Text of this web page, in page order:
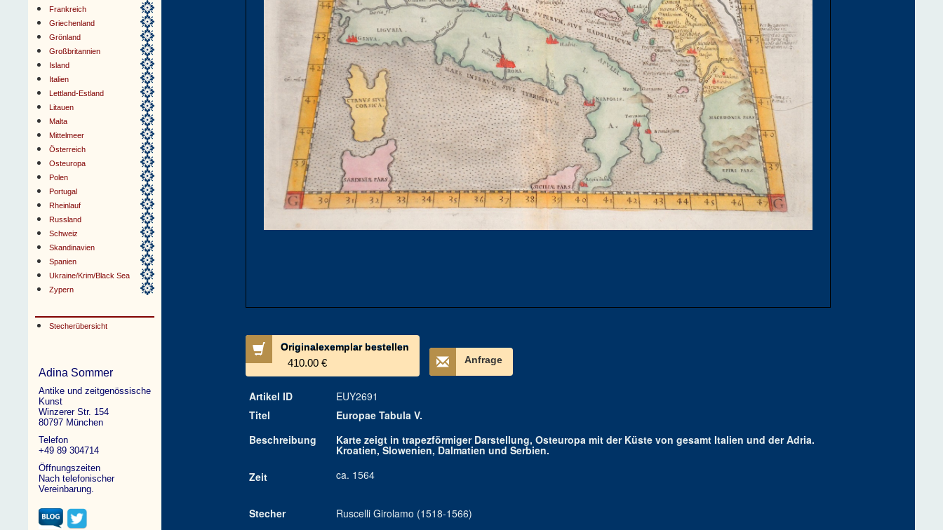
Frankreich
Griechenland
Grönland
Großbritannien
Island
Italien
Lettland-Estland
Litauen
Malta
Mittelmeer
Österreich
Osteuropa
Polen
Portugal
Rheinlauf
Russland
Schweiz
Skandinavien
Spanien
Ukraine/Krim/Black Sea
Zypern
Stecherübersicht
Adina Sommer
Antike und zeitgenössische
Kunst
Winzerer Str. 154
80797 München
Telefon
+49 89 304714
Öffnungszeiten
Nach telefonischer
Vereinbarung.
Originalexemplar bestellen
410.00 € Anfrage
Artikel ID
EUY2691
Titel
Europae Tabula V.
Beschreibung
Karte zeigt in trapezförmiger Darstellung, Osteuropa mit der Küste von gesamt Italien und der Adria.
Kroatien, Slowenien, Dalmatien und Serbien.
Zeit
ca. 1564
Stecher
Ruscelli Girolamo (1518-1566)